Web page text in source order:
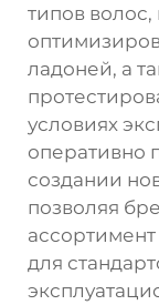
типов волос,
ладоней, а
условиях
оперативно
создании
позволяя
для